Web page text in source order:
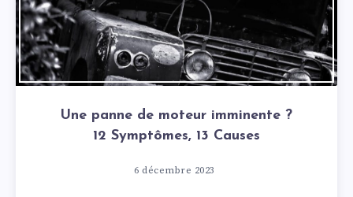
Une panne de moteur imminente ?
12 Symptômes, 13 Causes
6 décembre 2023